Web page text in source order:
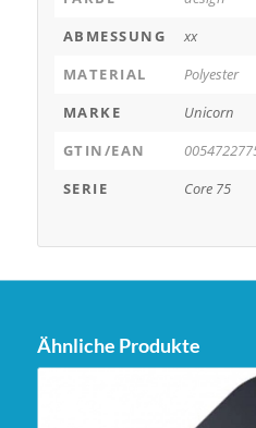
ABMESSUNG
xx
MATERIAL
Polyester
MARKE
Unicorn
GTIN/EAN
SERIE
Core 75
Ähnliche Produkte